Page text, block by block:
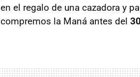
en el regalo de una cazadora y
compremos la Maná antes del